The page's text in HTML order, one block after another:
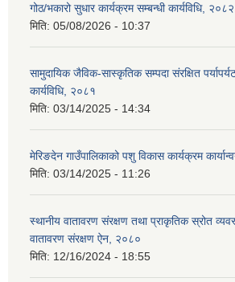
गोठ/भकारो सुधार कार्यक्रम सम्बन्धी कार्यविधि, २०८२
मिति: 05/08/2026 - 10:37
सामुदायिक जैविक-सास्कृतिक सम्पदा संरक्षित
कार्यविधि, २०८१
मिति: 03/14/2025 - 14:34
मेरिङदेन गाउँपालिकाको पशु विकास कार्यक्रम
मिति: 03/14/2025 - 11:26
स्थानीय वातावरण संरक्षण तथा प्राकृतिक स्रोत
वातावरण संरक्षण ऐन, २०८०
मिति: 12/16/2024 - 18:55